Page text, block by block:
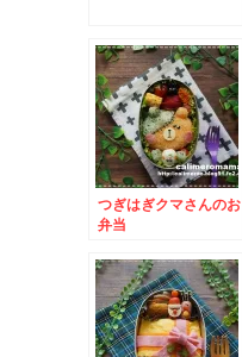
つぎはぎクマさんのお
弁当